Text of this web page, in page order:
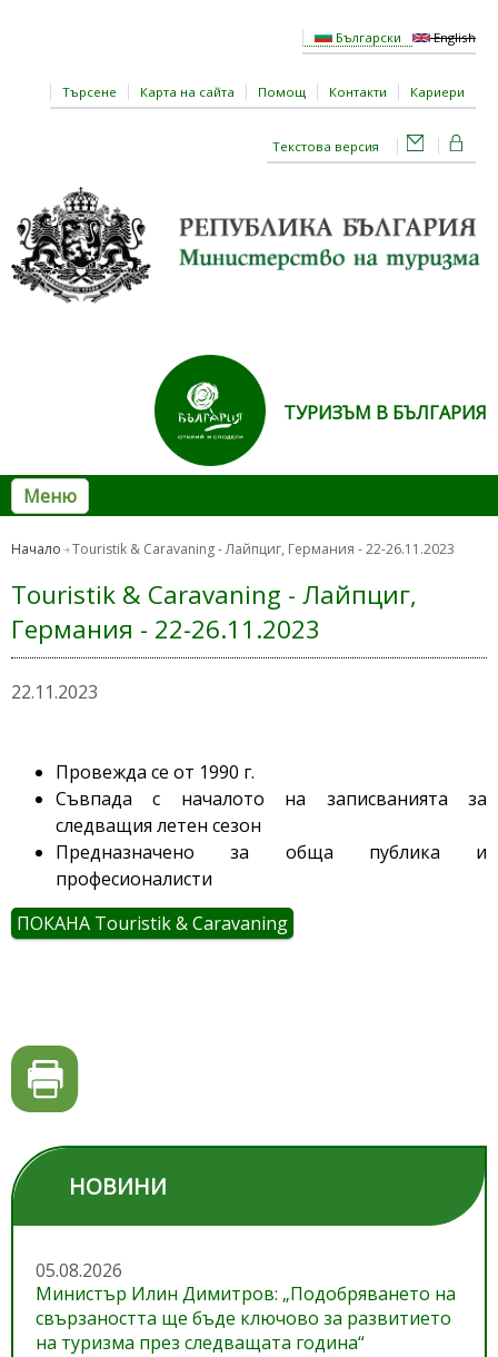
Български English
Търсене Карта на сайта Помощ Контакти Кариери
Текстова версия
ТУРИЗЪМ В БЪЛГАРИЯ
Меню
Начало Touristik & Caravaning - Лайпциг, Германия - 22-26.11.2023
Touristik & Caravaning - Лайпциг,
Германия - 22-26.11.2023
22.11.2023
Провежда се от 1990 г.
Съвпада с началото на записванията за
следващия летен сезон
Предназначено за обща публика и
професионалисти
ПОКАНА Touristik & Caravaning
НОВИНИ
05.08.2026
Министър Илин Димитров: „Подобряването на
свързаността ще бъде ключово за развитието
на туризма през следващата година“